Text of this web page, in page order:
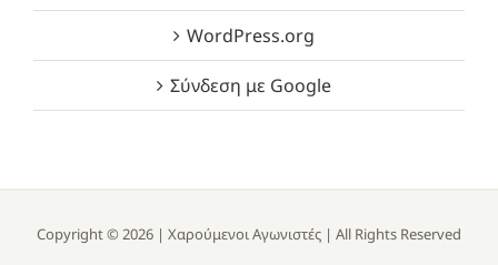
WordPress.org
Σύνδεση με Google
Copyright © 2026 | Χαρούμενοι Αγωνιστές | All Rights Reserved